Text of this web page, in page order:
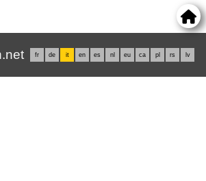
fr de it en es nl eu ca pl rs lv